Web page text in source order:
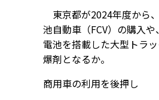
東京都が2024年度から
池自動車（FCV）の購入
電池を搭載した大型トラ
爆剤となるか――。
商用車の利用を後押し